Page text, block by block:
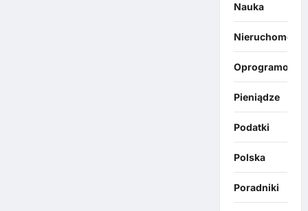
Nauka
Nieruchomości
Pieniądze
Podatki
Polska
Poradniki